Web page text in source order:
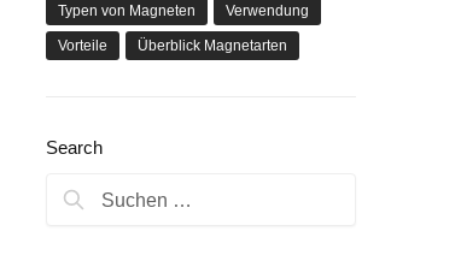
Typen von Magneten Verwendung
Vorteile Überblick Magnetarten
Search
Suchen